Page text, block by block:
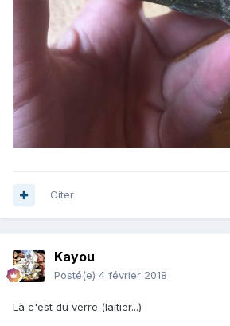
Citer
Kayou
Posté(e) 4 février 2018
Là c'est du verre (laitier...)